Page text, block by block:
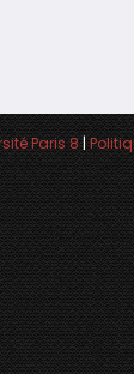
Paris 8|